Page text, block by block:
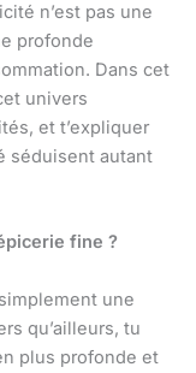
n’est pas une
profonde
Dans cet
univers
et t’expliquer
séduisent autant
fine ?
une
qu’ailleurs, tu
plus profonde et